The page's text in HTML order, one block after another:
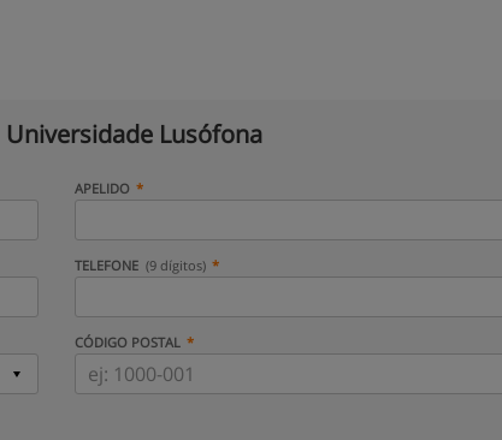
Universidade Lusófona
APELIDO
TELEFONE (9 dígitos)
CÓDIGO POSTAL